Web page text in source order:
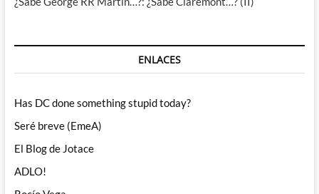
ENLACES
Has DC done something stupid today?
Seré breve (EmeA)
El Blog de Jotace
ADLO!